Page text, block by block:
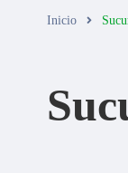
Inicio